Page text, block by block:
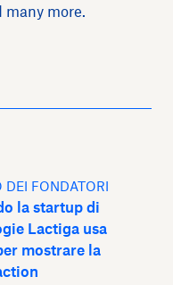
many more.
DEI FONDATORI
la startup di
Lactiga usa
mostrare la